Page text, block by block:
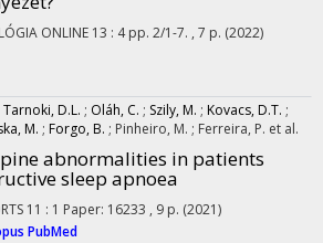
ONLINE 13 : 4 pp. 2/1-7. , 7 p. (2022)
Tarnoki, D.L. ; Oláh, C. ; Szily, M. ; Kovacs, D.T. ;
M. ; Forgo, B. ; Pinheiro, M. ; Ferreira, P. et al.
abnormalities in patients
sleep apnoea
11 : 1 Paper: 16233 , 9 p. (2021)
PubMed